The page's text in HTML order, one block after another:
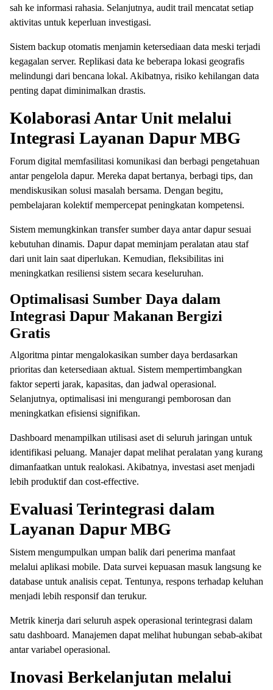
sah ke informasi rahasia. Selanjutnya, audit trail mencatat setiap
aktivitas untuk keperluan investigasi.
Sistem backup otomatis menjamin ketersediaan data meski terjadi
kegagalan server. Replikasi data ke beberapa lokasi geografis
melindungi dari bencana lokal. Akibatnya, risiko kehilangan data
penting dapat diminimalkan drastis.
Kolaborasi Antar Unit melalui
Integrasi Layanan Dapur MBG
Forum digital memfasilitasi komunikasi dan berbagi pengetahuan
antar pengelola dapur. Mereka dapat bertanya, berbagi tips, dan
mendiskusikan solusi masalah bersama. Dengan begitu,
pembelajaran kolektif mempercepat peningkatan kompetensi.
Sistem memungkinkan transfer sumber daya antar dapur sesuai
kebutuhan dinamis. Dapur dapat meminjam peralatan atau staf
dari unit lain saat diperlukan. Kemudian, fleksibilitas ini
meningkatkan resiliensi sistem secara keseluruhan.
Optimalisasi Sumber Daya dalam
Integrasi Dapur Makanan Bergizi
Gratis
Algoritma pintar mengalokasikan sumber daya berdasarkan
prioritas dan ketersediaan aktual. Sistem mempertimbangkan
faktor seperti jarak, kapasitas, dan jadwal operasional.
Selanjutnya, optimalisasi ini mengurangi pemborosan dan
meningkatkan efisiensi signifikan.
Dashboard menampilkan utilisasi aset di seluruh jaringan untuk
identifikasi peluang. Manajer dapat melihat peralatan yang kurang
dimanfaatkan untuk realokasi. Akibatnya, investasi aset menjadi
lebih produktif dan cost-effective.
Evaluasi Terintegrasi dalam
Layanan Dapur MBG
Sistem mengumpulkan umpan balik dari penerima manfaat
melalui aplikasi mobile. Data survei kepuasan masuk langsung ke
database untuk analisis cepat. Tentunya, respons terhadap keluhan
menjadi lebih responsif dan terukur.
Metrik kinerja dari seluruh aspek operasional terintegrasi dalam
satu dashboard. Manajemen dapat melihat hubungan sebab-akibat
antar variabel operasional.
Inovasi Berkelanjutan melalui